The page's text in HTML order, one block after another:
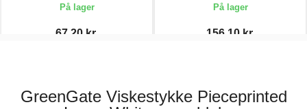
På lager
67,20 kr.
På lager
156,10 kr.
GreenGate Viskestykke Pieceprinted